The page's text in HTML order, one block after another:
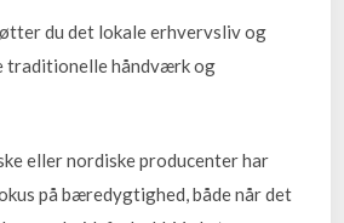
du det lokale erhvervsliv og
traditionelle håndværk og
eller nordiske producenter har
på bæredygtighed, både når det